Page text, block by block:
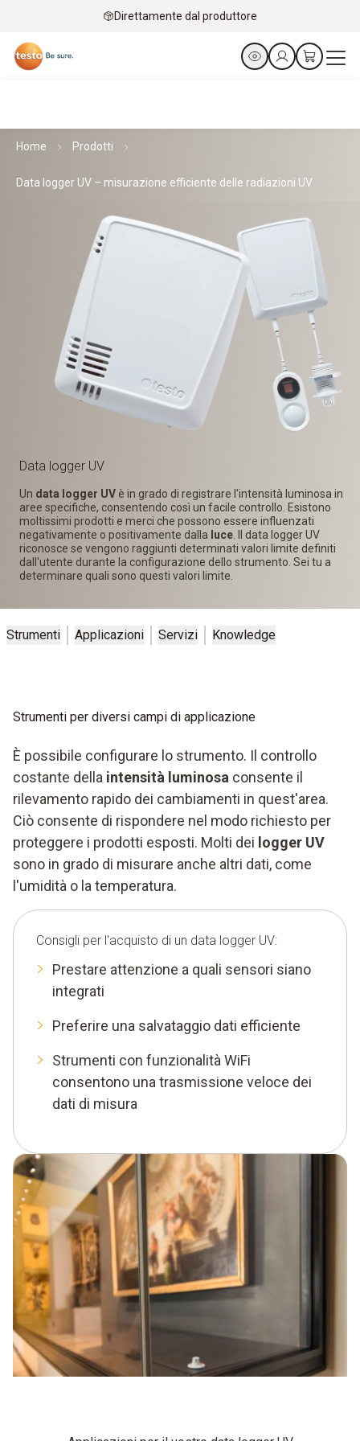
Direttamente dal produttore
Home Prodotti
Data logger UV – misurazione efficiente delle radiazioni UV
Data logger UV
Un data logger UV è in grado di registrare l'intensità luminosa in
aree specifiche, consentendo così un facile controllo. Esistono
moltissimi prodotti e merci che possono essere influenzati
negativamente o positivamente dalla luce . Il data logger UV
riconosce se vengono raggiunti determinati valori limite definiti
dall'utente durante la configurazione dello strumento. Sei tu a
determinare quali sono questi valori limite.
Strumenti Applicazioni Servizi Knowledge
Strumenti per diversi campi di applicazione
È possibile configurare lo strumento. Il controllo
costante della intensità luminosa consente il
rilevamento rapido dei cambiamenti in quest'area.
Ciò consente di rispondere nel modo richiesto per
proteggere i prodotti esposti. Molti dei logger UV
sono in grado di misurare anche altri dati, come
l'umidità o la temperatura.
Consigli per l'acquisto di un data logger UV:
Prestare attenzione a quali sensori siano
integrati
Preferire una salvataggio dati efficiente
Strumenti con funzionalità WiFi
consentono una trasmissione veloce dei
dati di misura